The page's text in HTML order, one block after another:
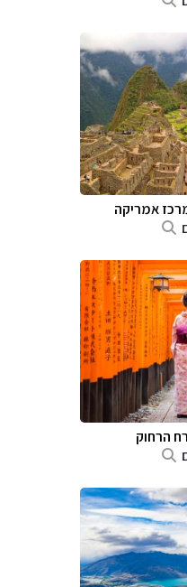
אמריקה
הרחוק